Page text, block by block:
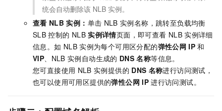
统会自动删除该 NLB 实例。
查看 NLB 实例： 单击 NLB 实例名称，跳转至负载均衡
SLB 控制的 NLB 实例详情页面，即可查看 NLB 实例详细
信息。如 NLB 实例为每个可用区分配的弹性公网 IP 和
VIP 、NLB 实例自动生成的 DNS 名称等信息。
您可直接使用 NLB 实例提供的 DNS 名称进行访问测试，
也可以使用可用区提供的弹性公网 IP 进行访问测试。